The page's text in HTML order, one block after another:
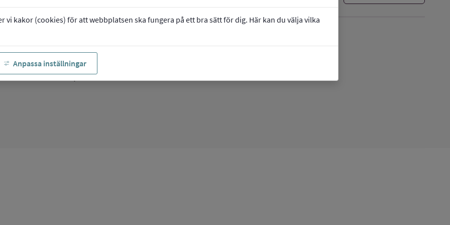
vi kakor (cookies) för att webbplatsen ska fungera på ett bra sätt för dig. Här kan du välja vilka
Anpassa inställningar
vill arbeta inom
du vill arbeta på ett